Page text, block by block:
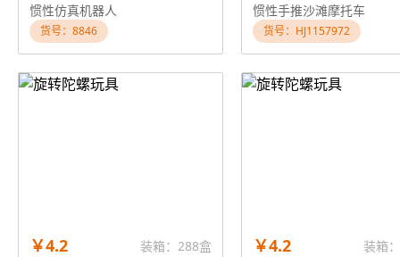
惯性仿真机器人
货号：8846
惯性手推沙滩摩托车
货号：HJ1157972
￥4.2
装箱：288盒
￥4.2
装箱